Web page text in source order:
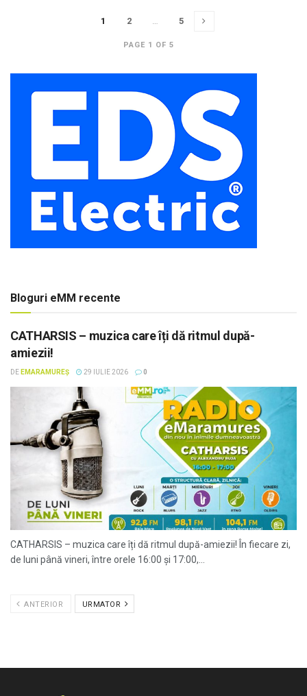
PAGE 1 OF 5
1 2 … 5
Bloguri eMM recente
CATHARSIS – muzica care îți dă ritmul după-
amiezii!
DE EMARAMUREȘ 29 IULIE 2026 0
CATHARSIS – muzica care îți dă ritmul după-amiezii! În fiecare zi,
de luni până vineri, între orele 16:00 și 17:00,...
ANTERIOR URMATOR